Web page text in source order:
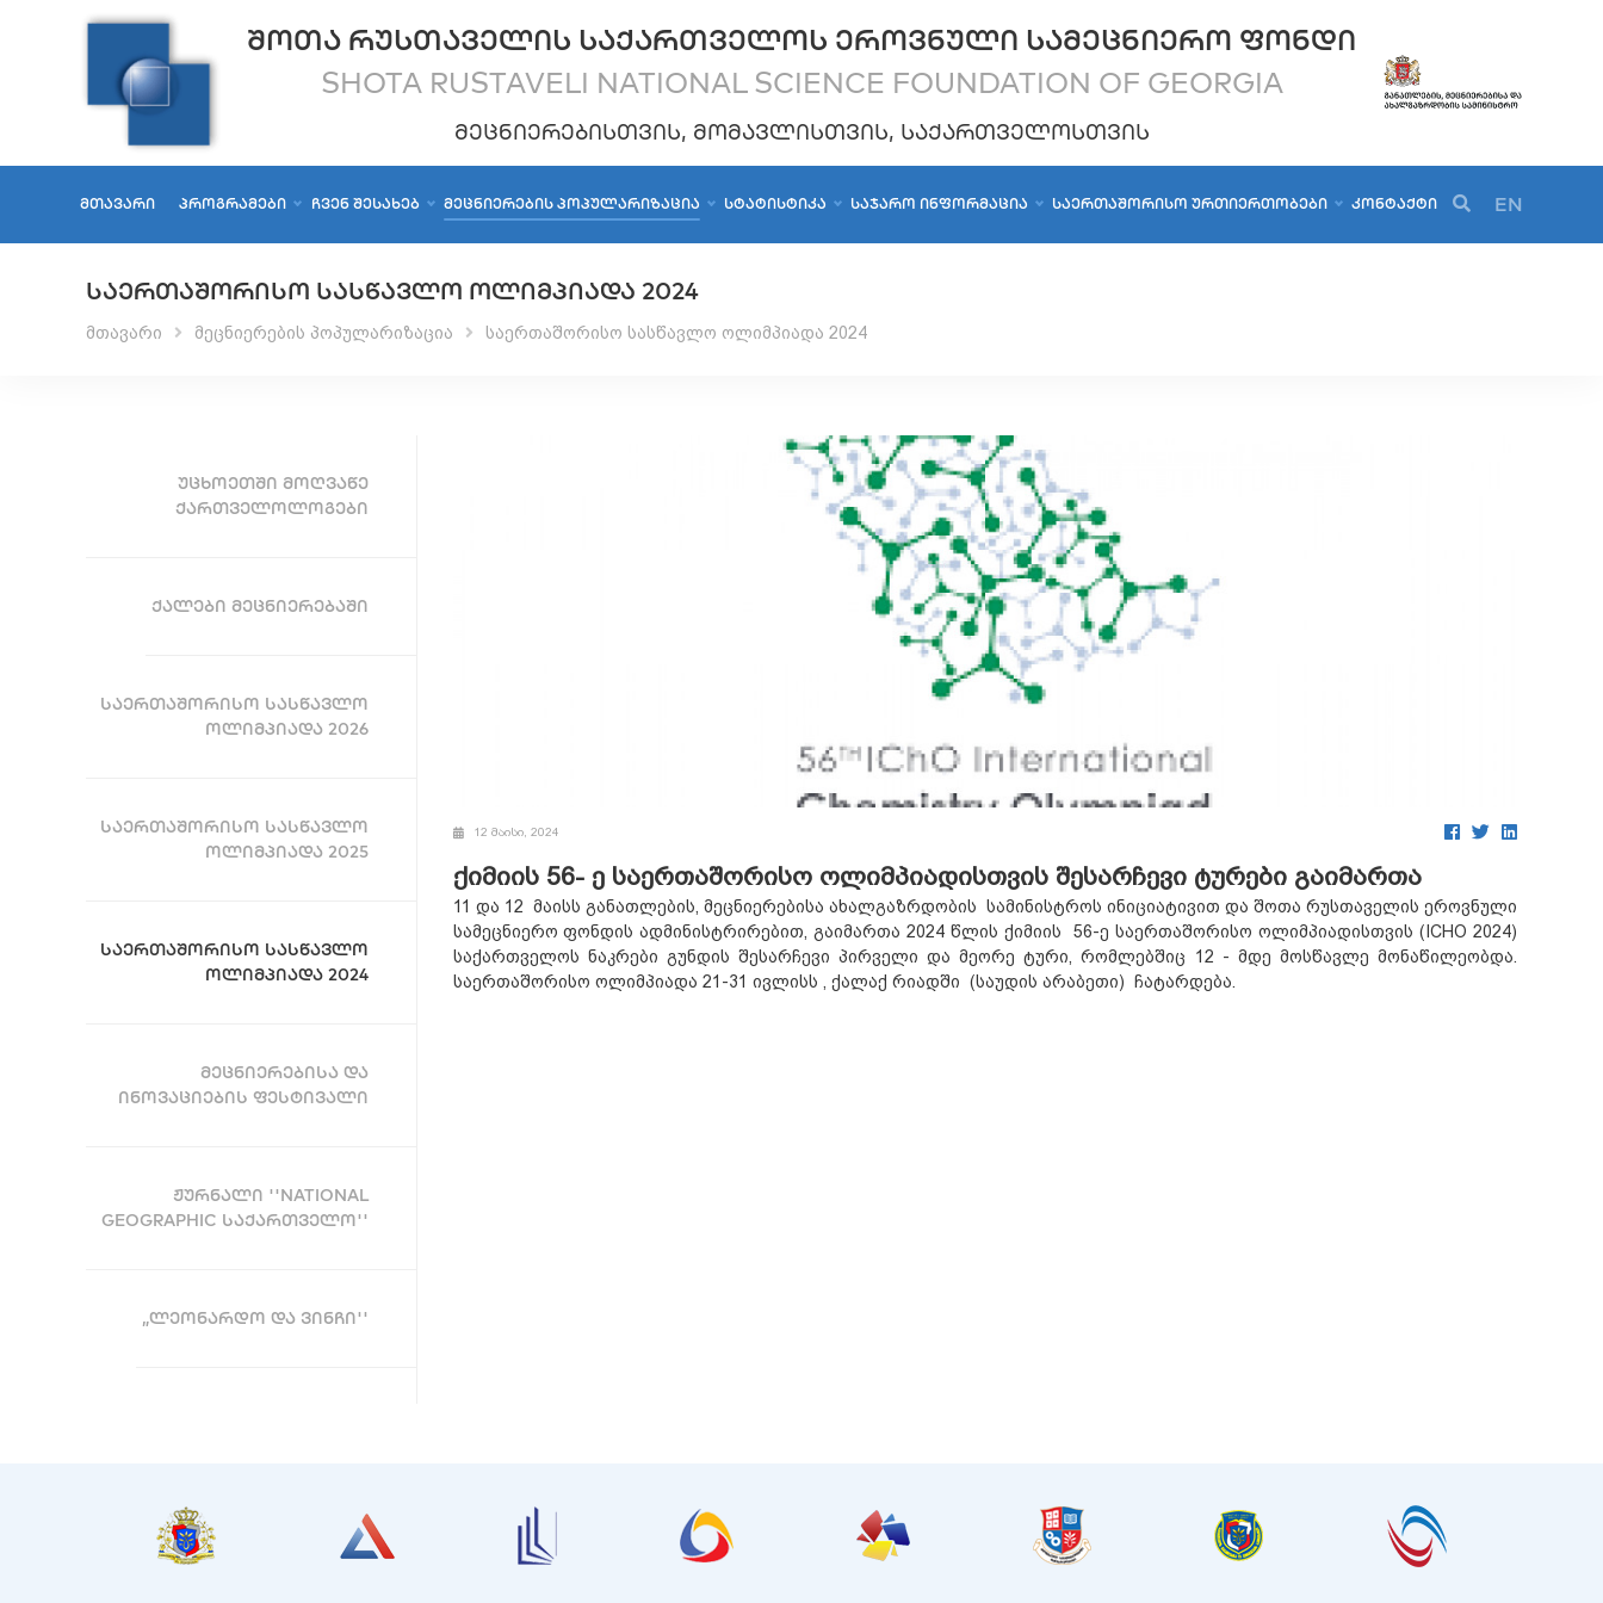
ᲨᲝᲗᲐ ᲠᲣᲡᲗᲐᲕᲔᲚᲘᲡ ᲡᲐᲥᲐᲠᲗᲕᲔᲚᲝᲡ ᲔᲠᲝᲕᲜᲣᲚᲘ ᲡᲐᲛᲔᲪᲜᲘᲔᲠᲝ ᲤᲝᲜᲓᲘ
SHOTA RUSTAVELI NATIONAL SCIENCE FOUNDATION OF GEORGIA
ᲛᲔᲪᲜᲘᲔᲠᲔᲑᲘᲡᲗᲕᲘᲡ, ᲛᲝᲛᲐᲕᲚᲘᲡᲗᲕᲘᲡ, ᲡᲐᲥᲐᲠᲗᲕᲔᲚᲝᲡᲗᲕᲘᲡ
ᲛᲗᲐᲕᲐᲠᲘ ᲞᲠᲝᲒᲠᲐᲛᲔᲑᲘ ᲩᲕᲔᲜ ᲨᲔᲡᲐᲮᲔᲑ ᲛᲔᲪᲜᲘᲔᲠᲔᲑᲘᲡ ᲞᲝᲞᲣᲚᲐᲠᲘᲖᲐᲪᲘᲐ ᲡᲢᲐᲢᲘᲡᲢᲘᲙᲐ ᲡᲐᲯᲐᲠᲝ ᲘᲜᲤᲝᲠᲛᲐᲪᲘᲐ ᲡᲐᲔᲠᲗᲐᲨᲝᲠᲘᲡᲝ ᲣᲠᲗᲘᲔᲠᲗᲝᲑᲔᲑᲘ ᲙᲝᲜᲢᲐᲥᲢᲘ EN
ᲡᲐᲔᲠᲗᲐᲨᲝᲠᲘᲡᲝ ᲡᲐᲡᲬᲐᲕᲚᲝ ᲝᲚᲘᲛᲞᲘᲐᲓᲐ 2024
მთავარი მეცნიერების პოპულარიზაცია საერთაშორისო სასწავლო ოლიმპიადა 2024
ᲣᲪᲮᲝᲔᲗᲨᲘ ᲛᲝᲦᲕᲐᲬᲔ
ᲥᲐᲠᲗᲕᲔᲚᲝᲚᲝᲒᲔᲑᲘ
ᲥᲐᲚᲔᲑᲘ ᲛᲔᲪᲜᲘᲔᲠᲔᲑᲐᲨᲘ
ᲡᲐᲔᲠᲗᲐᲨᲝᲠᲘᲡᲝ ᲡᲐᲡᲬᲐᲕᲚᲝ
ᲝᲚᲘᲛᲞᲘᲐᲓᲐ 2026
ᲡᲐᲔᲠᲗᲐᲨᲝᲠᲘᲡᲝ ᲡᲐᲡᲬᲐᲕᲚᲝ
ᲝᲚᲘᲛᲞᲘᲐᲓᲐ 2025
ᲡᲐᲔᲠᲗᲐᲨᲝᲠᲘᲡᲝ ᲡᲐᲡᲬᲐᲕᲚᲝ
ᲝᲚᲘᲛᲞᲘᲐᲓᲐ 2024
ᲛᲔᲪᲜᲘᲔᲠᲔᲑᲘᲡᲐ ᲓᲐ
ᲘᲜᲝᲕᲐᲪᲘᲔᲑᲘᲡ ᲤᲔᲡᲢᲘᲕᲐᲚᲘ
ᲟᲣᲠᲜᲐᲚᲘ ''NATIONAL
GEOGRAPHIC ᲡᲐᲥᲐᲠᲗᲕᲔᲚᲝ''
„ᲚᲔᲝᲜᲐᲠᲓᲝ ᲓᲐ ᲕᲘᲜᲩᲘ''
12 მაისი, 2024
ქიმიის 56- ე საერთაშორისო ოლიმპიადისთვის შესარჩევი ტურები გაიმართა
11 და 12 მაისს განათლების, მეცნიერებისა ახალგაზრდობის სამინისტროს ინიციატივით და შოთა რუსთაველის ეროვნული
სამეცნიერო ფონდის ადმინისტრირებით, გაიმართა 2024 წლის ქიმიის 56-ე საერთაშორისო ოლიმპიადისთვის (ICHO 2024)
საქართველოს ნაკრები გუნდის შესარჩევი პირველი და მეორე ტური, რომლებშიც 12 - მდე მოსწავლე მონაწილეობდა.
საერთაშორისო ოლიმპიადა 21-31 ივლისს , ქალაქ რიადში (საუდის არაბეთი) ჩატარდება.